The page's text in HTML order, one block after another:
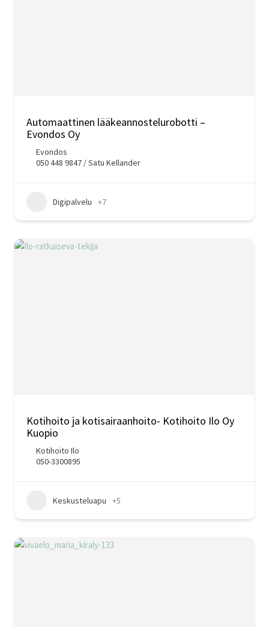
Automaattinen lääkeannostelurobotti –
Evondos Oy
Evondos
050 448 9847 / Satu Kellander
Digipalvelu +7
Kotihoito ja kotisairaanhoito- Kotihoito Ilo Oy
Kuopio
Kotihoito Ilo
050-3300895
Keskusteluapu +5